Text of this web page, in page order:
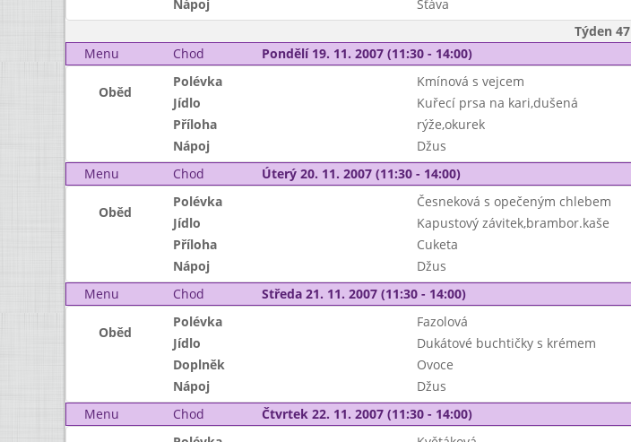
Nápoj
Šťáva
Týden 47
Menu
Chod Pondělí 19. 11. 2007 (11:30 - 14:00)
Oběd
Polévka
Kmínová s vejcem
Jídlo
Kuřecí prsa na kari,dušená
Příloha
rýže,okurek
Nápoj
Džus
Menu
Chod Úterý 20. 11. 2007 (11:30 - 14:00)
Oběd
Polévka
Česneková s opečeným chlebem
Jídlo
Kapustový závitek,brambor.kaše
Příloha
Cuketa
Nápoj
Džus
Menu
Chod Středa 21. 11. 2007 (11:30 - 14:00)
Oběd
Polévka
Fazolová
Jídlo
Dukátové buchtičky s krémem
Doplněk
Ovoce
Nápoj
Džus
Menu
Chod Čtvrtek 22. 11. 2007 (11:30 - 14:00)